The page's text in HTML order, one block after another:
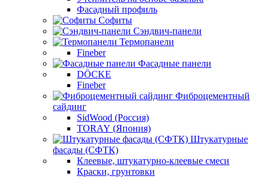
Фасадный профиль
Софиты
Сэндвич-панели
Термопанели
Fineber
Фасадные панели
DÖCKE
Fineber
Фиброцементный
сайдинг
SidWood (Россия)
TORAY (Япония)
Штукатурные
фасады (СФТК)
Клеевые, штукатурно-клеевые смеси
Краски, грунтовки